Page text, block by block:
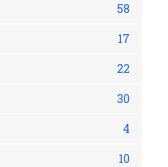
58
17
22
30
4
10